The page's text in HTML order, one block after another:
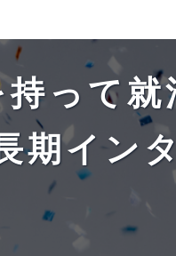
って就
期イン